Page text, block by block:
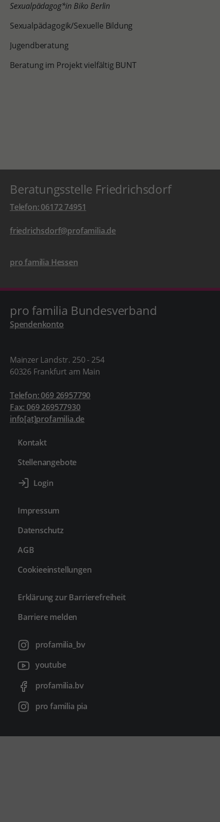
Sexualpädagog*in Biko Berlin
Sexualpädagogik/Sexuelle Bildung
Jugendberatung
Beratung im Projekt vielfältig BUNT
Beratungsstelle Friedrichsdorf
Telefon: 06172 74951
friedrichsdorf@profamilia.de
pro familia Hessen
pro familia Bundesverband
Spendenkonto
Mainzer Landstr. 250 - 254
60326 Frankfurt am Main
Telefon: 069 26957790
Fax: 069 269577930
info[at]profamilia.de
Kontakt
Stellenangebote
Impressum
Datenschutz
AGB
Cookieeinstellungen
Erklärung zur Barrierefreiheit
Barriere melden
profamilia_bv
youtube
profamilia.bv
pro familia pia